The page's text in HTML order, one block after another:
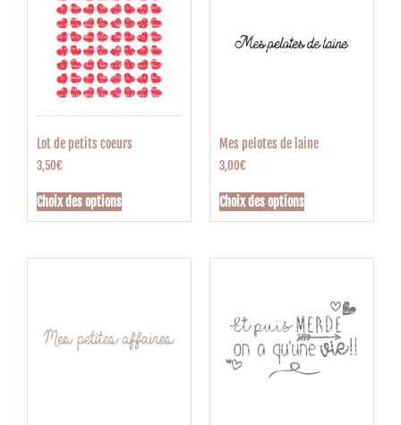
Lot de petits coeurs
3,50€
Choix des options
Mes pelotes de laine
3,00€
Choix des options